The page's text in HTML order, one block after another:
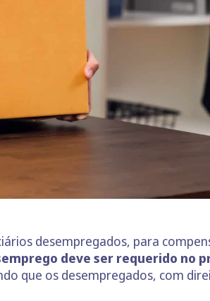
desempregados, para
deve ser requerido no
que os desempregados, com